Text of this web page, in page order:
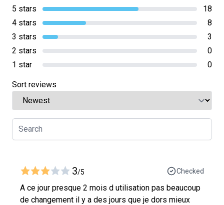
5 stars
18
4 stars
8
3 stars
3
2 stars
0
1 star
0
Sort reviews
3/5 Checked
A ce jour presque 2 mois d utilisation pas beaucoup
de changement il y a des jours que je dors mieux